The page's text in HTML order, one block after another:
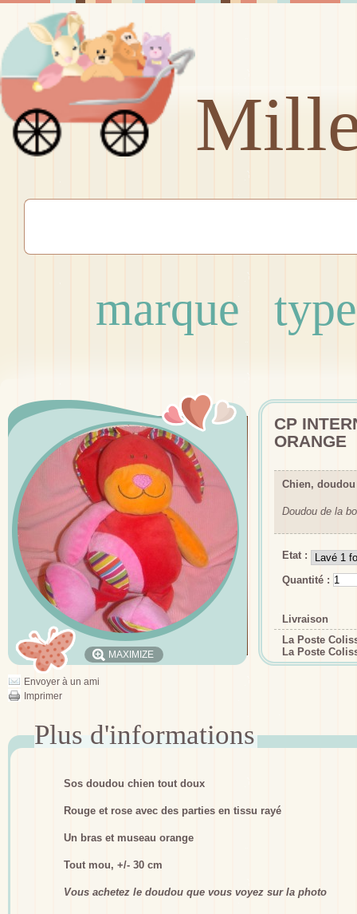
marque type
MAXIMIZE
Envoyer à un ami
Imprimer
CP
ORANGE
Chien,
Doudou de la
Etat :
Quantité :
Livraison
La Poste
La Poste
Sos doudou chien tout doux
Rouge et rose avec des parties en tissu rayé
Un bras et museau orange
Tout mou, +/- 30 cm
Vous achetez le doudou que vous voyez sur la photo